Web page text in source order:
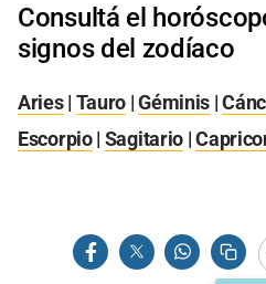
Consultá el
signos del zodíaco
Aries| Tauro |Géminis |
Escorpio| Sagitario |